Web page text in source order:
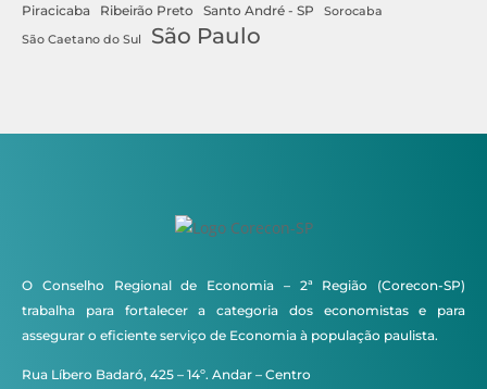
Piracicaba Ribeirão Preto Santo André - SP
Sorocaba
São Caetano do Sul
São Paulo
O Conselho Regional de Economia – 2ª Região (Corecon-SP)
trabalha para fortalecer a categoria dos economistas e para
assegurar o eficiente serviço de Economia à população paulista.
Rua Líbero Badaró, 425 – 14º. Andar – Centro